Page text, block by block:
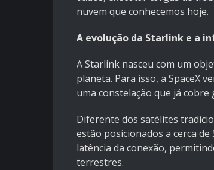
nuvem que conhecemos hoje.
A evolução da Starlink e a
A Starlink nasceu com um
planeta. Para isso, a SpaceX
uma constelação que já
Diferente dos satélites
estão posicionados a cerca
latência da conexão,
terrestres.